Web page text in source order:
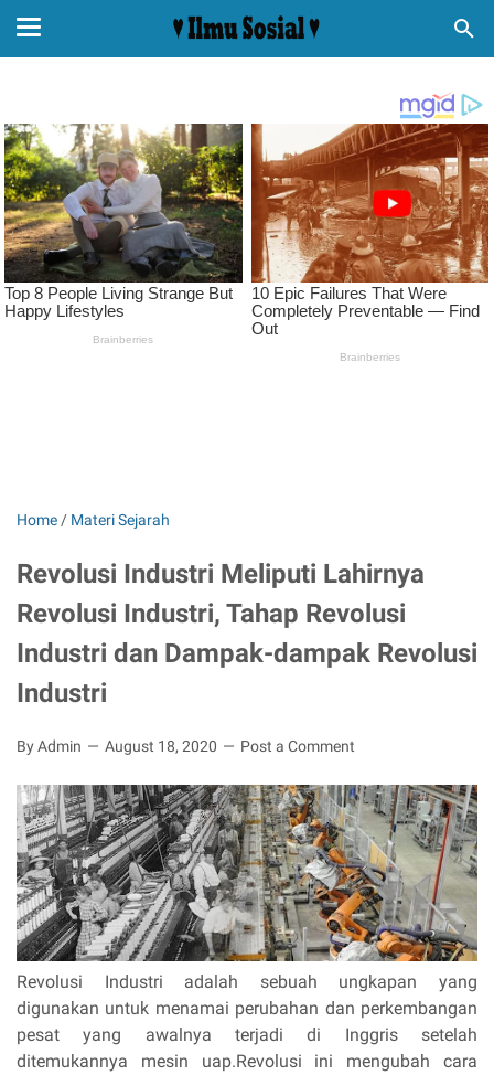
Home/ Materi Sejarah
Revolusi Industri Meliputi Lahirnya
Revolusi Industri, Tahap Revolusi
Industri dan Dampak-dampak Revolusi
Industri
By Admin August 18, 2020 Post a Comment
Revolusi Industri adalah sebuah ungkapan yang
digunakan untuk menamai perubahan dan perkembangan
pesat yang awalnya terjadi di Inggris setelah
ditemukannya mesin uap.Revolusi ini mengubah cara